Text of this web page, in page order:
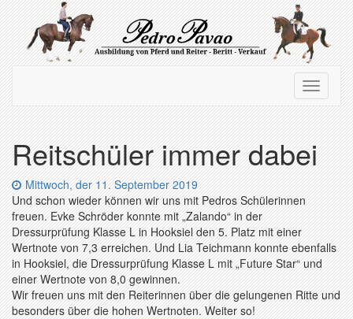
Zum
Hauptinhalt
springen
ein-/
Reitschüler immer dabei
Datum:
Mittwoch, der 11. September 2019
Und schon wieder können wir uns mit Pedros Schülerinnen
freuen. Evke Schröder konnte mit „Zalando“ in der
Dressurprüfung Klasse L in Hooksiel den 5. Platz mit einer
Wertnote von 7,3 erreichen. Und Lia Teichmann konnte ebenfalls
in Hooksiel, die Dressurprüfung Klasse L mit „Future Star“ und
einer Wertnote von 8,0 gewinnen.
Wir freuen uns mit den Reiterinnen über die gelungenen Ritte und
besonders über die hohen Wertnoten. Weiter so!